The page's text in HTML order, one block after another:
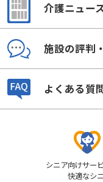
介護ニュー
施設の評判
よくある質
シニア向けサー
快適なシ